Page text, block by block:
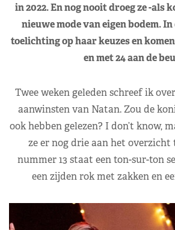
in 2022. En nog nooit droeg ze -als
nieuwe mode van eigen bodem.
toelichting op haar keuzes en
en met 24 aan de
Twee weken geleden schreef ik
aanwinsten van Natan. Zou de
ook hebben gelezen? I don’t know,
ze er nog drie aan het overzicht
nummer 13 staat een ton-sur-ton
een zijden rok met zakken en